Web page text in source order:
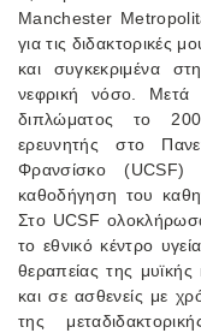
Manchester
για τις διδακτορικές
και συγκεκριμένα
νεφρική νόσο. Μετά
διπλώματος το
ερευνητής στο
Φρανσίσκο
καθοδήγηση του
Στο UCSF
το εθνικό κέντρο
θεραπείας της
και σε ασθενείς με
της